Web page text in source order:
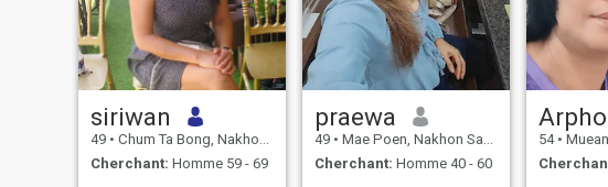
siriwan
49 • Chum Ta Bong, Nakhon Sawan, Thailande
Cherchant: Homme 59 - 69
praewa
49 • Mae Poen, Nakhon Sawan, Thailande
Cherchant: Homme 40 - 60
54 • Mueang